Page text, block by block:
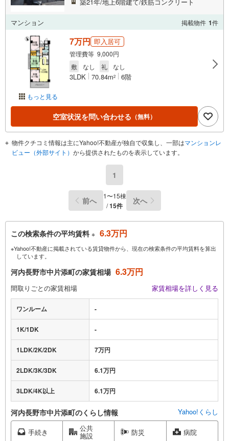
マンション 掲載物件 1件
もっと見る
7万円 即入居可
管理費等 9,000円
敷
なし 礼 なし
3LDK 70.84m2 6階
空室状況を問い合わせる （無料）
物件クチコミ情報は主にYahoo!不動産が独自で収集し、一部はマンションレ
ビュー（外部サイト） から提供されたものを表示しています。
1
前へ
1〜15棟
/15件 次へ
この検索条件の平均賃料 ※ 6.3万円
※Yahoo!不動産に掲載されている賃貸物件から、現在の検索条件の平均賃料を算出
しています。
河内長野市中片添町の家賃相場 6.3万円
間取りごとの家賃相場 家賃相場を詳しく見る
ワンルーム -
1K/1DK -
1LDK/2K/2DK 7万円
2LDK/3K/3DK 6.1万円
3LDK/4K以上 6.1万円
河内長野市中片添町のくらし情報 Yahoo!くらし
手続き 公共
施設 防災 病院